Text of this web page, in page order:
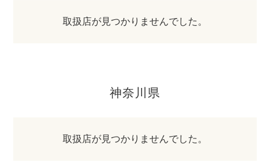
取扱店が見つかりませんでした。
神奈川県
取扱店が見つかりませんでした。